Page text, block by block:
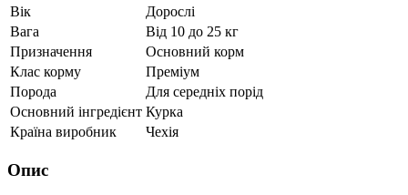
Вік
Дорослі
Вага
Від 10 до 25 кг
Призначення
Основний корм
Клас корму
Преміум
Порода
Для середніх порід
Основний інгредієнт Курка
Країна виробник
Чехія
Опис